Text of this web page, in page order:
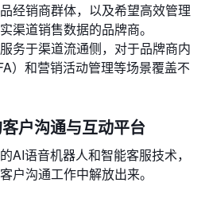
经销商群体，以及希望高效管理
渠道销售数据的品牌商。
务于渠道流通侧，对于品牌商内
）和营销活动管理等场景覆盖不
户沟通与互动平台
AI语音机器人和智能客服技术，
户沟通工作中解放出来。